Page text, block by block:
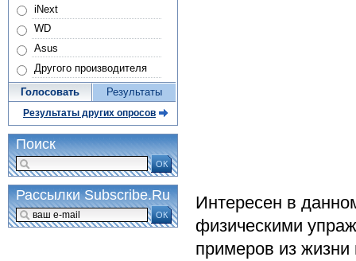
Интересен в
физическими
примеров из
iNext
WD
Asus
Другого производителя
Голосовать Результаты
Результаты других опросов
Поиск
ОК
Рассылки Subscribe.Ru
ОК